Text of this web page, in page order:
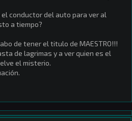
el conductor del auto para ver al
a tiempo?
de tener el titulo de MAESTRO!!!
de lagrimas y a ver quien es el
el misterio.